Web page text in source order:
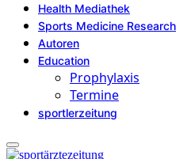
Health Mediathek
Sports Medicine Research
Autoren
Education
Prophylaxis
Termine
sportlerzeitung